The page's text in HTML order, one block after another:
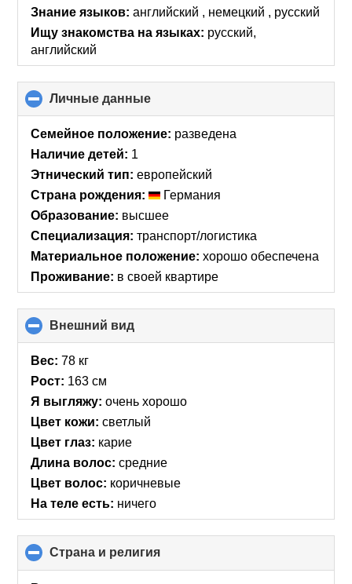
collapse
contents
Знание языков: английский , немецкий , русский
Ищу знакомства на языках: русский,
английский
Личные данные
to
collapse
Семейное положение: разведена
Наличие детей: 1
Этнический тип: европейский
Страна рождения:
Германия
Образование: высшее
Специализация: транспорт/логистика
Материальное положение: хорошо обеспечена
Проживание: в своей квартире
Внешний вид
to
Вес: 78 кг
Рост: 163 см
Я выгляжу: очень хорошо
Цвет кожи: светлый
Цвет глаз: карие
Длина волос: средние
Цвет волос: коричневые
На теле есть: ничего
Страна и религия
to